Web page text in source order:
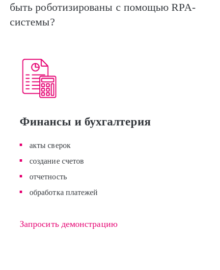
быть роботизированы с помощью RPA-
системы?
Финансы и бухгалтерия
акты сверок
создание счетов
отчетность
обработка платежей
Запросить демонстрацию